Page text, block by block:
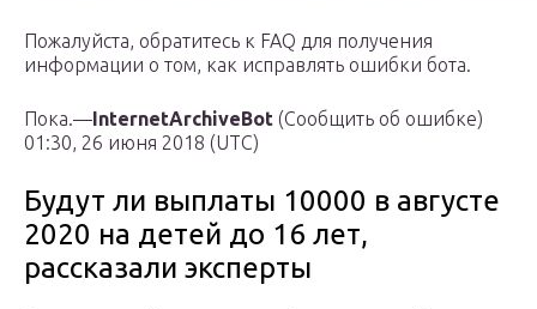
Пожалуйста, обратитесь к FAQ для получения
информации о том, как исправлять ошибки бота.
Пока.—InternetArchiveBot (Сообщить об ошибке)
01:30, 26 июня 2018 (UTC)
Будут ли выплаты 10000 в августе
2020 на детей до 16 лет,
рассказали эксперты